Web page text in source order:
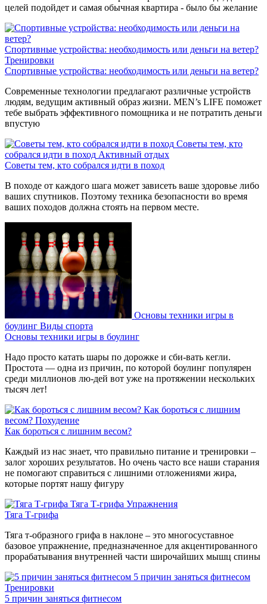
целей подойдет и самая обычная квартира - было бы желание
Спортивные устройства: необходимость или деньги на ветер?
Тренировки
Спортивные устройства: необходимость или деньги на ветер?
Современные технологии предлагают различные устройств
людям, ведущим активный образ жизни. MEN’s LIFE поможет
тебе выбрать эффективного помощника и не потратить деньги
впустую
Советы тем, кто
собрался идти в поход Активный отдых
Советы тем, кто собрался идти в поход
В походе от каждого шага может зависеть ваше здоровье либо
ваших спутников. Поэтому техника безопасности во время
ваших походов должна стоять на первом месте.
Основы техники игры в
боулинг Виды спорта
Основы техники игры в боулинг
Надо просто катать шары по дорожке и сби-вать кегли.
Простота — одна из причин, по которой боулинг популярен
среди миллионов лю-дей вот уже на протяжении нескольких
тысяч лет!
Как бороться с лишним
весом? Похудение
Как бороться с лишним весом?
Каждый из нас знает, что правильно питание и тренировки –
залог хороших результатов. Но очень часто все наши старания
не помогают справиться с лишними отложениями жира,
которые портят нашу фигуру
Тяга Т-грифа Упражнения
Тяга Т-грифа
Тяга т-образного грифа в наклоне – это многосуставное
базовое упражнение, предназначенное для акцентированного
прорабатывания внутренней части широчайших мышц спины
5 причин заняться фитнесом
Тренировки
5 причин заняться фитнесом